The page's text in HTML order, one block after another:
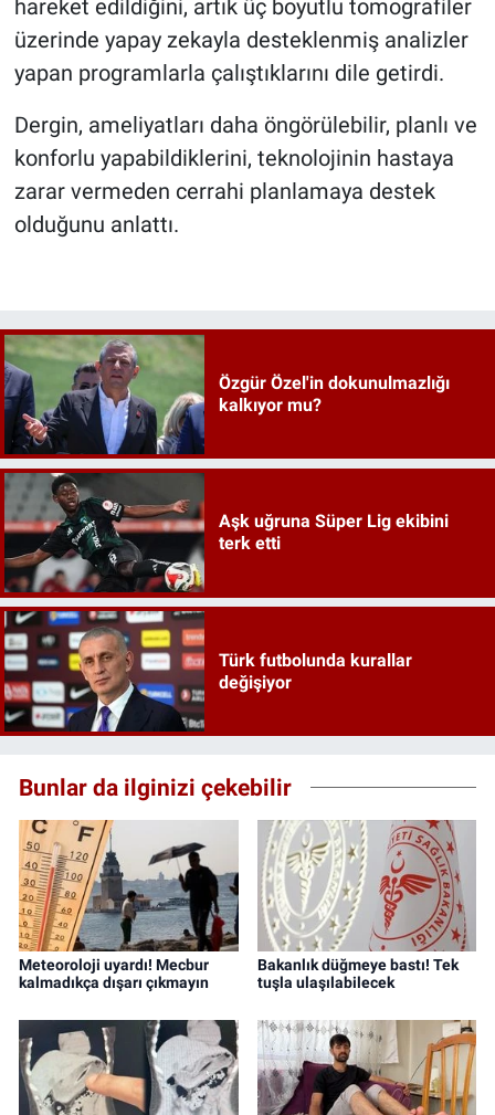
hareket edildiğini, artık üç boyutlu tomografiler
üzerinde yapay zekayla desteklenmiş analizler
yapan programlarla çalıştıklarını dile getirdi.
Dergin, ameliyatları daha öngörülebilir, planlı ve
konforlu yapabildiklerini, teknolojinin hastaya
zarar vermeden cerrahi planlamaya destek
olduğunu anlattı.
Özgür Özel'in dokunulmazlığı
kalkıyor mu?
Aşk uğruna Süper Lig ekibini
terk etti
Türk futbolunda kurallar
değişiyor
Bunlar da ilginizi çekebilir
Meteoroloji uyardı! Mecbur
kalmadıkça dışarı çıkmayın
Bakanlık düğmeye bastı! Tek
tuşla ulaşılabilecek